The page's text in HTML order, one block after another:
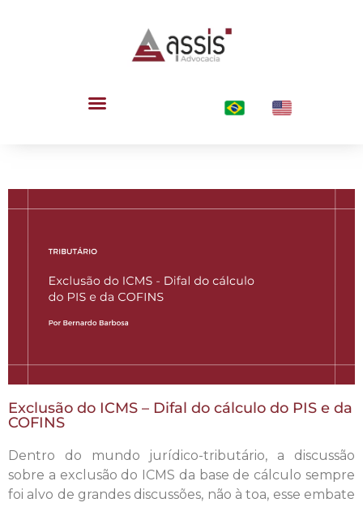
Exclusão do ICMS – Difal do cálculo do PIS e da
COFINS
Dentro do mundo jurídico-tributário, a discussão
sobre a exclusão do ICMS da base de cálculo sempre
foi alvo de grandes discussões, não à toa, esse embate